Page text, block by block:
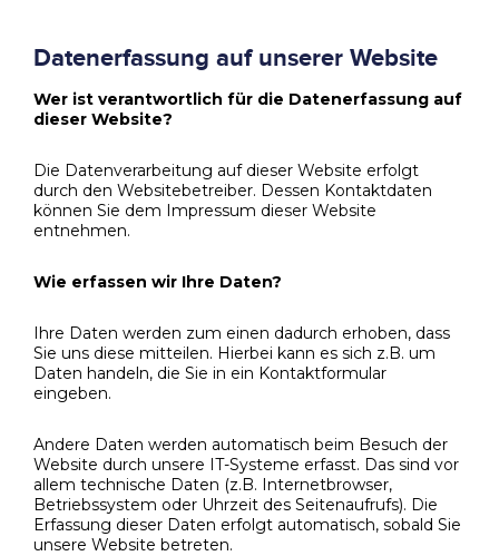
Datenerfassung auf unserer Website
Wer ist verantwortlich für die Datenerfassung auf
dieser Website?
Die Datenverarbeitung auf dieser Website erfolgt
durch den Websitebetreiber. Dessen Kontaktdaten
können Sie dem Impressum dieser Website
entnehmen.
Wie erfassen wir Ihre Daten?
Ihre Daten werden zum einen dadurch erhoben, dass
Sie uns diese mitteilen. Hierbei kann es sich z.B. um
Daten handeln, die Sie in ein Kontaktformular
eingeben.
Andere Daten werden automatisch beim Besuch der
Website durch unsere IT-Systeme erfasst. Das sind vor
allem technische Daten (z.B. Internetbrowser,
Betriebssystem oder Uhrzeit des Seitenaufrufs). Die
Erfassung dieser Daten erfolgt automatisch, sobald Sie
unsere Website betreten.